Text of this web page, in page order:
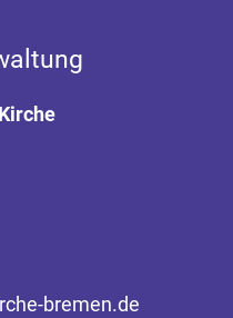
bremen.de